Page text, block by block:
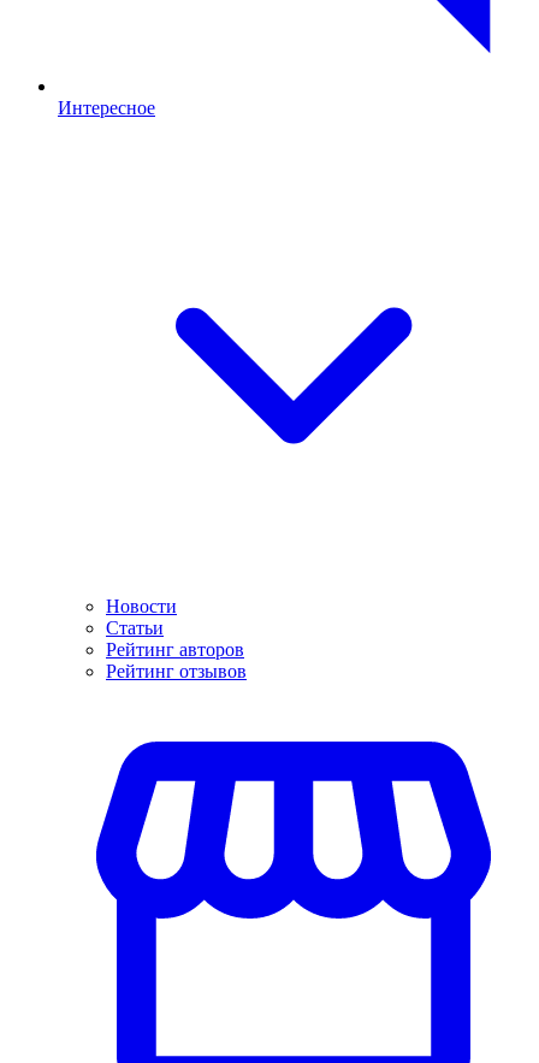
Интересное
Новости
Статьи
Рейтинг авторов
Рейтинг отзывов